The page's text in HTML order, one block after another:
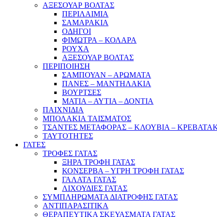
ΑΞΕΣΟΥΑΡ ΒΟΛΤΑΣ
ΠΕΡΙΛΑΙΜΙΑ
ΣΑΜΑΡΑΚΙΑ
ΟΔΗΓΟΙ
ΦΙΜΩΤΡΑ – ΚΟΛΑΡΑ
ΡΟΥΧΑ
ΑΞΕΣΟΥΑΡ ΒΟΛΤΑΣ
ΠΕΡΙΠΟΙΗΣΗ
ΣΑΜΠΟΥΑΝ – ΑΡΩΜΑΤΑ
ΠΑΝΕΣ – ΜΑΝΤΗΛΑΚΙΑ
ΒΟΥΡΤΣΕΣ
ΜΑΤΙΑ – ΑΥΤΙΑ – ΔΟΝΤΙΑ
ΠΑΙΧΝΙΔΙΑ
ΜΠΟΛΑΚΙΑ ΤΑΙΣΜΑΤΟΣ
ΤΣΑΝΤΕΣ ΜΕΤΑΦΟΡΑΣ – ΚΛΟΥΒΙΑ –
ΤΑΥΤΟΤΗΤΕΣ
ΓΑΤΕΣ
ΤΡΟΦΕΣ ΓΑΤΑΣ
ΞΗΡΑ ΤΡΟΦΗ ΓΑΤΑΣ
ΚΟΝΣΕΡΒΑ – ΥΓΡΗ ΤΡΟΦΗ ΓΑΤΑΣ
ΓΑΛΑΤΑ ΓΑΤΑΣ
ΛΙΧΟΥΔΙΕΣ ΓΑΤΑΣ
ΣΥΜΠΛΗΡΩΜΑΤΑ ΔΙΑΤΡΟΦΗΣ ΓΑΤΑΣ
ΑΝΤΙΠΑΡΑΣΙΤΙΚΑ
ΘΕΡΑΠΕΥΤΙΚΑ ΣΚΕΥΑΣΜΑΤΑ ΓΑΤΑΣ